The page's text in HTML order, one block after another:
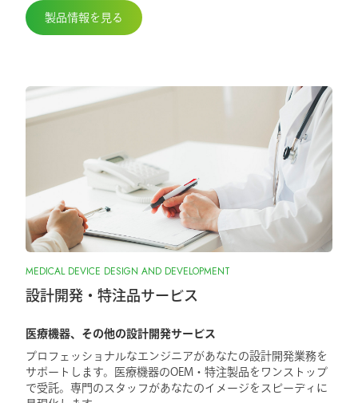
製品情報を見る
MEDICAL DEVICE DESIGN AND DEVELOPMENT
設計開発・特注品サービス
医療機器、その他の設計開発サービス
プロフェッショナルなエンジニアがあなたの設計開発業務を
サポートします。医療機器のOEM・特注製品をワンストップ
で受託。専門のスタッフがあなたのイメージをスピーディに